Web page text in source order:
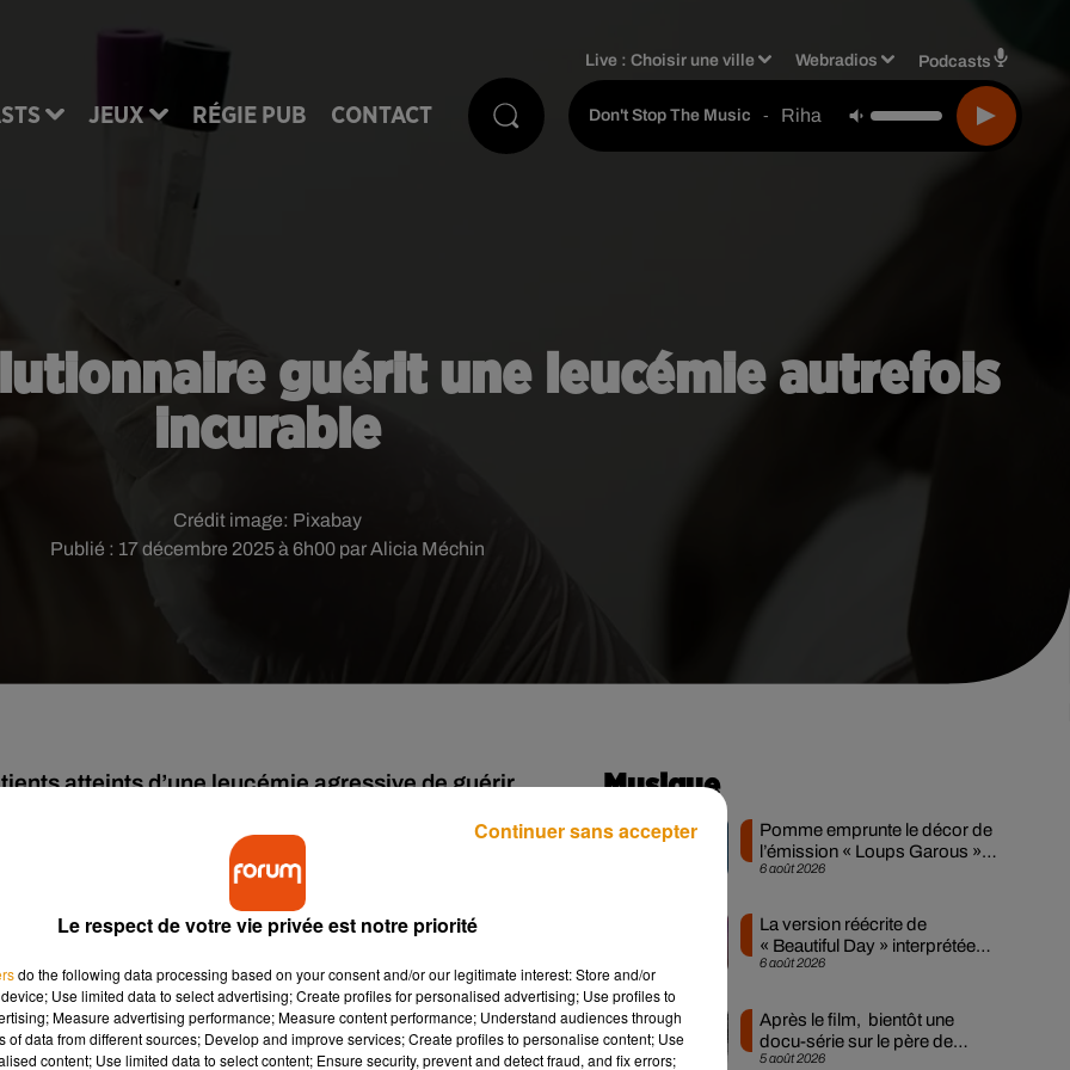
JEUX RÉGIE PUB CONTACT
Live :Choisir une ville Webradios Podcasts
Don't Stop The Music - Rihanna
guérit une leucémie autrefois
incurable
Publié : 17 décembre 2025 à 6h00 par Alicia Méchin
Crédit image: Pixabay
atteints d’une leucémie agressive de guérir.
de la cancérologie et redonner un immense espoir aux
incurables. Des chercheurs britanniques ont mis au point une
d’une forme rare et extrêmement agressive de leucémie
lutte contre les cancers du sang.
les globules blancs du patient en un véritable « médicament
extrême précision l’ADN des cellules T, des globules blancs
modification génétique, ces cellules sont reprogrammées pour
Musique
6 août 2026
Pomme emprunte le décor de
l’émission « Loups Garous »
pour son...
6 août 2026
La version réécrite de
« Beautiful Day » interprétée
lors des...
5 août 2026
Après le film, bientôt une
docu-série sur le père de
Michael Jackson
Le respect de votre vie privée est notre priorité
do the following data processing based on your consent and/or our legitimate interest: Store and/or
Use limited data to select advertising; Create profiles for personalised advertising; Use profiles to
Measure advertising performance; Measure content performance; Understand audiences through
of data from different sources; Develop and improve services; Create profiles to personalise content; Use
content; Use limited data to select content; Ensure security, prevent and detect fraud, and fix errors;
Continuer sans accepter